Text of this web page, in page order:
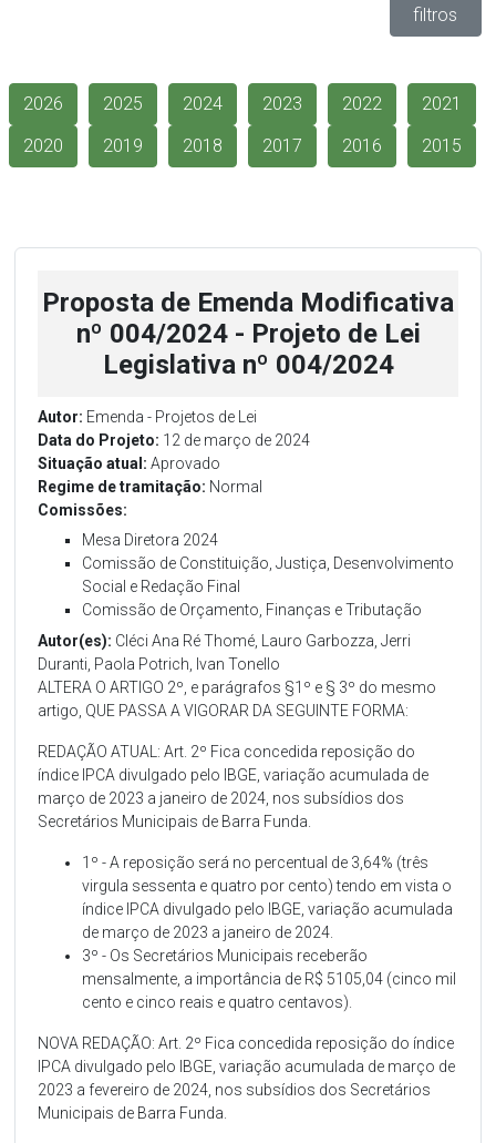
filtros
2026 2025 2024 2023 2022
2021
2020
2019 2018 2017 2016 2015
Proposta de Emenda Modificativa
nº 004/2024 - Projeto de Lei
Legislativa nº 004/2024
Autor: Emenda - Projetos de Lei
Data do Projeto: 12 de março de 2024
Situação atual: Aprovado
Regime de tramitação: Normal
Comissões:
Mesa Diretora 2024
Comissão de Constituição, Justiça, Desenvolvimento
Social e Redação Final
Comissão de Orçamento, Finanças e Tributação
Autor(es): Cléci Ana Ré Thomé, Lauro Garbozza, Jerri
Duranti, Paola Potrich, Ivan Tonello
ALTERA O ARTIGO 2º, e parágrafos §1º e § 3º do mesmo
artigo, QUE PASSA A VIGORAR DA SEGUINTE FORMA:
REDAÇÃO ATUAL: Art. 2º Fica concedida reposição do
índice IPCA divulgado pelo IBGE, variação acumulada de
março de 2023 a janeiro de 2024, nos subsídios dos
Secretários Municipais de Barra Funda.
1º - A reposição será no percentual de 3,64% (três
virgula sessenta e quatro por cento) tendo em vista o
índice IPCA divulgado pelo IBGE, variação acumulada
de março de 2023 a janeiro de 2024.
3º - Os Secretários Municipais receberão
mensalmente, a importância de R$ 5105,04 (cinco mil
cento e cinco reais e quatro centavos).
NOVA REDAÇÃO: Art. 2º Fica concedida reposição do índice
IPCA divulgado pelo IBGE, variação acumulada de março de
2023 a fevereiro de 2024, nos subsídios dos Secretários
Municipais de Barra Funda.